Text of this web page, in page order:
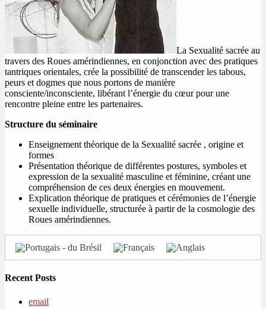
La Sexualité sacrée au
travers des Roues amérindiennes, en conjonction avec des pratiques
tantriques orientales, crée la possibilité de transcender les tabous,
peurs et dogmes que nous portons de manière
consciente/inconsciente, libérant l’énergie du cœur pour une
rencontre pleine entre les partenaires.
Structure du séminaire
Enseignement théorique de la Sexualité sacrée , origine et
formes
Présentation théorique de différentes postures, symboles et
expression de la sexualité masculine et féminine, créant une
compréhension de ces deux énergies en mouvement.
Explication théorique de pratiques et cérémonies de l’énergie
sexuelle individuelle, structurée à partir de la cosmologie des
Roues amérindiennes.
Recent Posts
email